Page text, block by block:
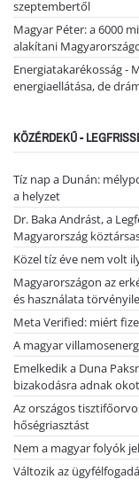
szeptembertől
Magyar Péter: a 6000
alakítani
Energiatakarékosság -
energiaellátása, de
KÖZÉRDEKŰ -
Tíz nap a Dunán:
a helyzet
Dr. Baka Andrást, a
Magyarország
Közel tíz éve nem volt
Magyarországon az
és használata
Meta Verified: miért
A magyar
Emelkedik a Duna
bizakodásra adnak okot
Az országos
hőségriasztást
Nem a magyar folyók
Változik az